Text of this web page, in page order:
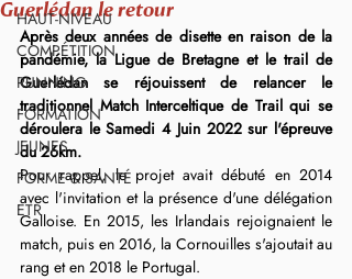
HAUT-NIVEAU
COMPÉTITION
RUNNING
FORMATION
JEUNES
FORME & SANTÉ
ETR
Guerlédan le retour
Après deux années de disette en raison de la
pandémie, la Ligue de Bretagne et le trail de
Guerlédan se réjouissent de relancer le
traditionnel Match Interceltique de Trail qui se
déroulera le Samedi 4 Juin 2022 sur l'épreuve
du 26km.
Pour rappel, le projet avait débuté en 2014
avec l'invitation et la présence d'une délégation
Galloise. En 2015, les Irlandais rejoignaient le
match, puis en 2016, la Cornouilles s'ajoutait au
rang et en 2018 le Portugal.